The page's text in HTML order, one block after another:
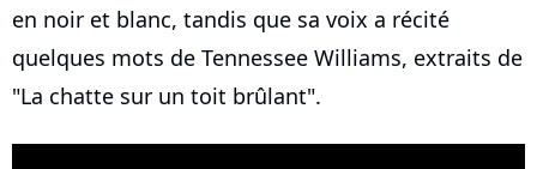
en noir et blanc, tandis que sa voix a récité
quelques mots de Tennessee Williams, extraits de
"La chatte sur un toit brûlant".